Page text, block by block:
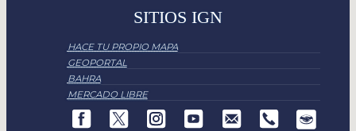
SITIOS IGN
HACE TU PROPIO MAPA
GEOPORTAL
BAHRA
MERCADO LIBRE